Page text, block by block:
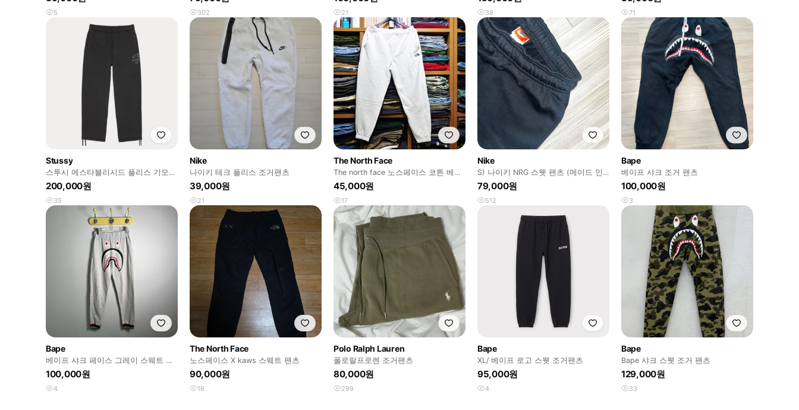
5 302 21 38 71
Stussy
스투시 에스타블리시드 플리스 기모
트레이닝 팬츠
200,000원
35
Nike
나이키 테크 플리스 조거팬츠
39,000원
21
The North Face
The north face 노스페이스 코튼 베이
직 조거 팬츠 오트밀 85
45,000원
17
Nike
S) 나이키 NRG 스웻 팬츠 (메이드 인
USA)
79,000원
512
Bape
베이프 샤크 조거 팬츠
100,000원
3
Bape
베이프 샤크 페이스 그레이 스웨트 조
거 팬츠 M
100,000원
4
The North Face
노스페이스 X kaws 스웨트 팬츠
90,000원
16
Polo Ralph Lauren
폴로랄프로렌 조거팬츠
80,000원
299
Bape
XL/ 베이프 로고 스웻 조거팬츠
95,000원
4
Bape
Bape 샤크 스웻 조거 팬츠
129,000원
33